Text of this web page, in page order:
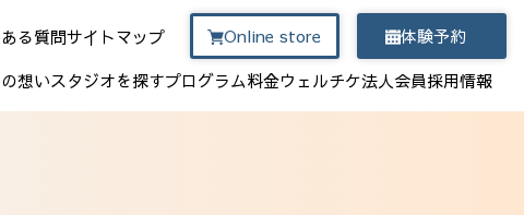
る質問サイトマップ
想いスタジオを探すプログラム料金ウェルチケ法人会員採用情報
Online store 体験予約